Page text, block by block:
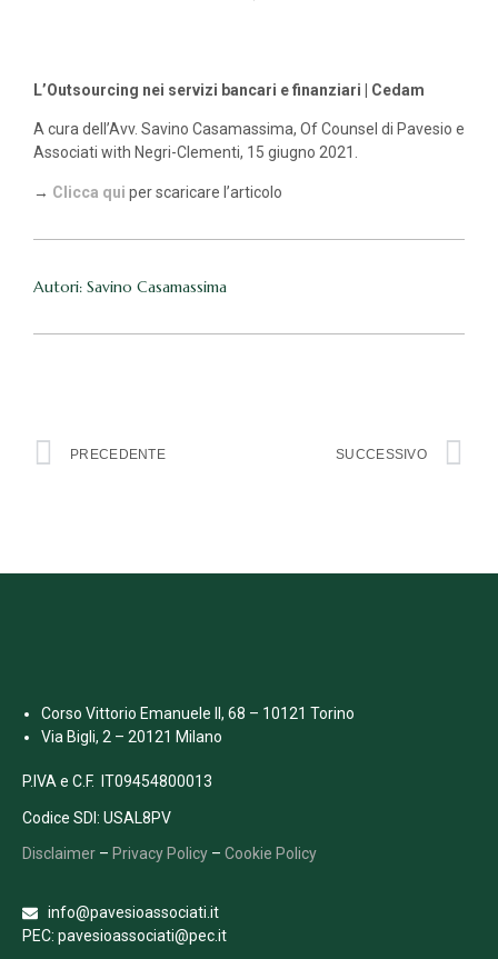
L’Outsourcing nei servizi bancari e finanziari | Cedam
A cura dell’Avv. Savino Casamassima, Of Counsel di Pavesio e
Associati with Negri-Clementi, 15 giugno 2021.
→ Clicca qui per scaricare l’articolo
Autori: Savino Casamassima
PRECEDENTE SUCCESSIVO
Corso Vittorio Emanuele II, 68 – 10121 Torino
Via Bigli, 2 – 20121 Milano
P.IVA e C.F. IT09454800013
Codice SDI: USAL8PV
Disclaimer – Privacy Policy – Cookie Policy
info@pavesioassociati.it
PEC: pavesioassociati@pec.it